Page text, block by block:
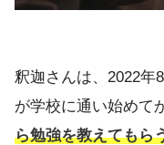
釈迦さんは、2022年
が学校に通い始めて
ら勉強を教えてもら